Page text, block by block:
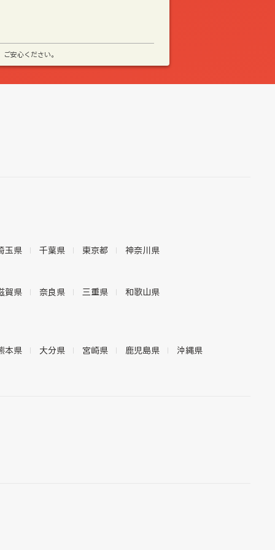
安心ください。
玉県 千葉県 東京都 神奈川県
賀県 奈良県 三重県 和歌山県
本県 大分県 宮崎県 鹿児島県 沖縄県